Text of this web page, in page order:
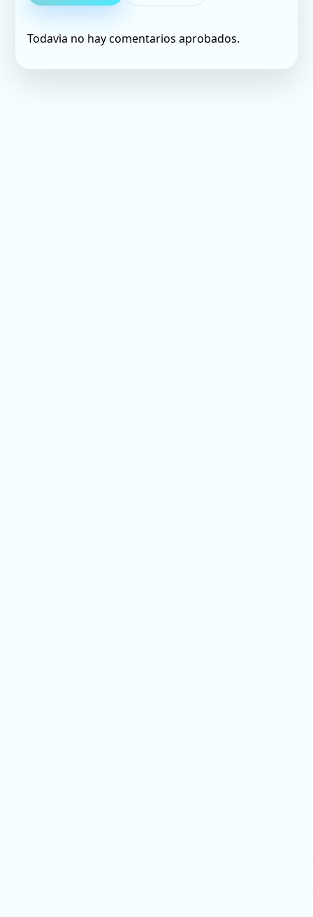
Todavia no hay comentarios aprobados.